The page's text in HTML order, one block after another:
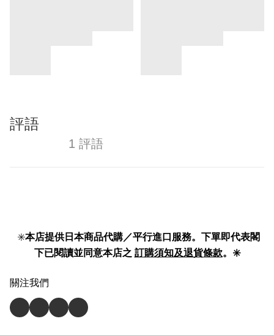
評語
1 評語
✳️本店提供日本商品代購／平行進口服務。下單即代表閣
下已閱讀並同意本店之 訂購須知及退貨條款。✳️
關注我們